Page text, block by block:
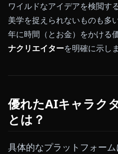
ワイルドなアイデアを検閲す
美学を捉えられないものも多
年に時間（とお金）をかける
ナクリエイターを明確に示し
優れたAIキャラク
とは？
具体的なプラットフォー